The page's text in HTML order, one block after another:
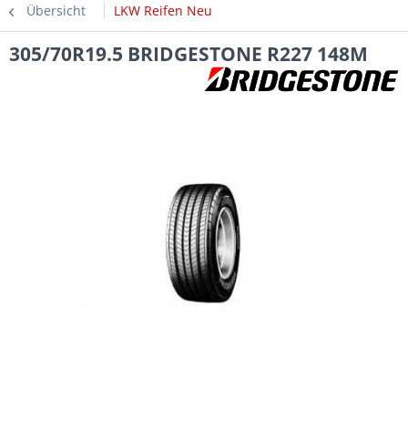
Übersicht LKW Reifen Neu
305/70R19.5 BRIDGESTONE R227 148M